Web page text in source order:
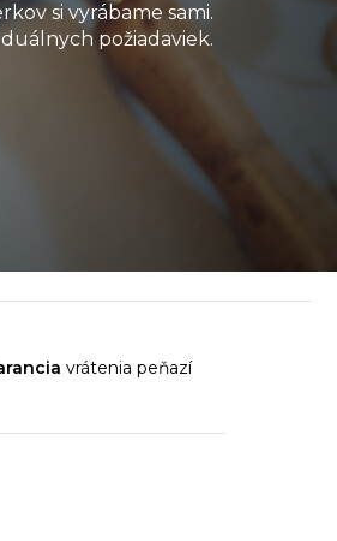
si vyrábame sami.
požiadaviek.
vrátenia peňazí